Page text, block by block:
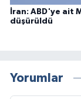
İran: ABD'ye ait
düşürüldü
Yorumlar